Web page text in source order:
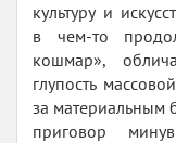
культуру и
в чем-то
кошмар»,
глупость
за материальным
приговор